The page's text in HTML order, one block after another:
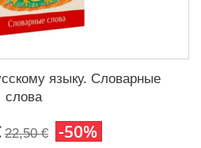
языку. Словарные
слова
22,50 € -50%